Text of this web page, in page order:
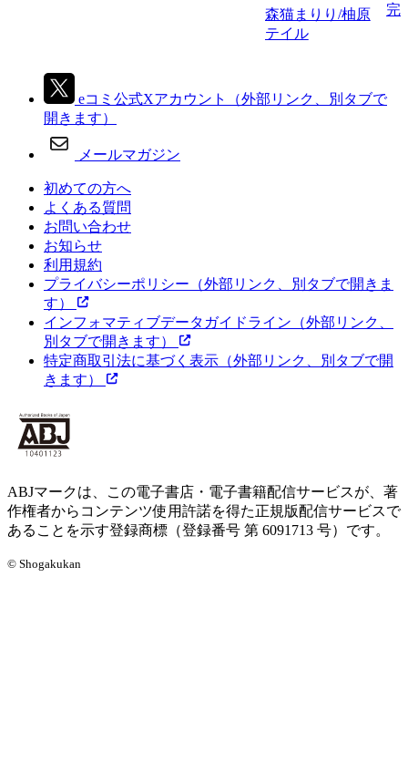
森猫まりり/柚原
テイル
完
eコミ公式Xアカウント
（外部リンク、別タブで
開きます）
メールマガジン
初めての方へ
よくある質問
お問い合わせ
お知らせ
利用規約
プライバシーポリシー （外部リンク、別タブで開きま
す）
インフォマティブデータガイドライン （外部リンク、
別タブで開きます）
特定商取引法に基づく表示 （外部リンク、別タブで開
きます）
ABJマークは、この電子書店・電子書籍配信サービスが、著
作権者からコンテンツ使用許諾を得た正規版配信サービスで
あることを示す登録商標（登録番号 第 6091713 号）です。
© Shogakukan